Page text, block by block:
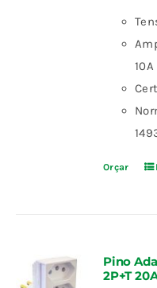
10A
Orçar
Pino
2P+T